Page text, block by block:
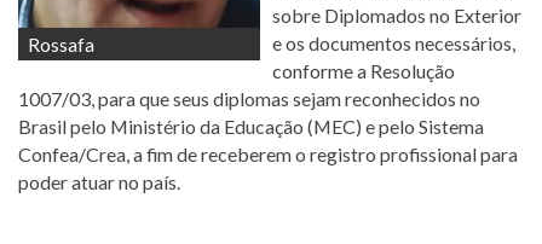
Rossafa
sobre Diplomados no Exterior
e os documentos necessários,
conforme a Resolução
1007/03, para que seus diplomas sejam reconhecidos no
Brasil pelo Ministério da Educação (MEC) e pelo Sistema
Confea/Crea, a fim de receberem o registro profissional para
poder atuar no país.